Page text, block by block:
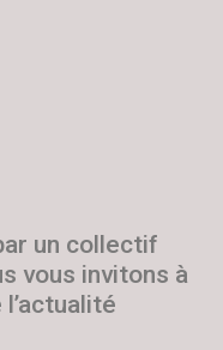
un collectif
vous invitons à